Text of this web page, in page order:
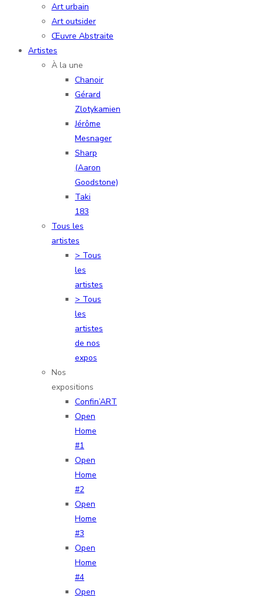
Art urbain
Art outsider
Œuvre Abstraite
Artistes
À la une
Chanoir
Gérard
Zlotykamien
Jérôme
Mesnager
Sharp
(Aaron
Goodstone)
Taki
183
Tous les
artistes
> Tous
les
artistes
> Tous
les
artistes
de nos
expos
Nos
expositions
Confin’ART
Open
Home
#1
Open
Home
#2
Open
Home
#3
Open
Home
#4
Open